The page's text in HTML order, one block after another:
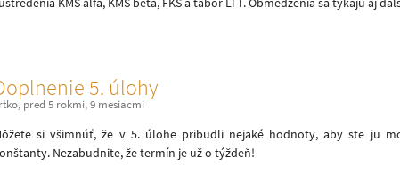
5. úlohy
, pred 5 rokmi, 9 mesiacmi
si všimnúť, že v 5. úlohe pribudli nejaké hodnoty, aby ste ju
Nezabudnite, že termín je už o týždeň!